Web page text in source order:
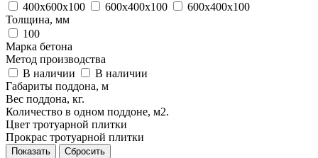
400х600х100
600x400x100
600х400х100
Толщина, мм
100
Марка бетона
Метод производства
В наличии
В наличии
Габариты поддона, м
Вес поддона, кг.
Количество в одном поддоне, м2.
Цвет тротуарной плитки
Прокраc тротуарной плитки
Сбросить